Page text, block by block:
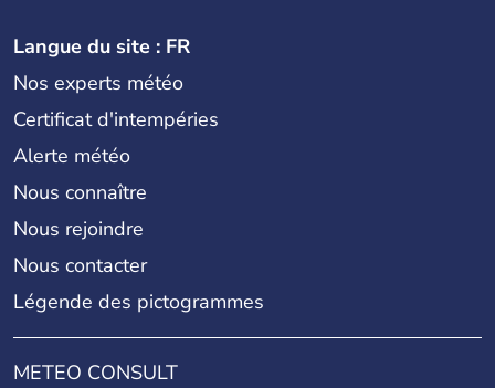
Langue du site : FR
Nos experts météo
Certificat d'intempéries
Alerte météo
Nous connaître
Nous rejoindre
Nous contacter
Légende des pictogrammes
METEO CONSULT